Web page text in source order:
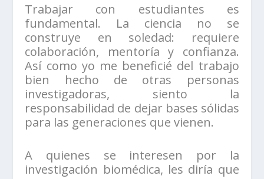
Trabajar con estudiantes es
fundamental. La ciencia no se
construye en soledad: requiere
colaboración, mentoría y confianza.
Así como yo me beneficié del trabajo
bien hecho de otras personas
investigadoras, siento la
responsabilidad de dejar bases sólidas
para las generaciones que vienen.
A quienes se interesen por la
investigación biomédica, les diría que